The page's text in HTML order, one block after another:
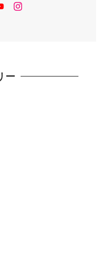
YouTubeinstagram
ー